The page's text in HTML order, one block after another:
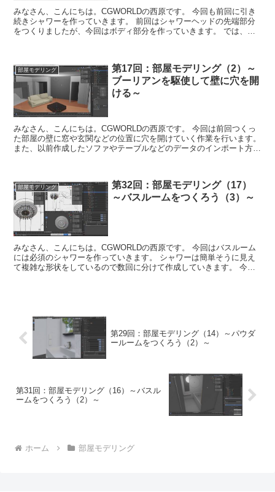
みなさん、こんにちは。CGWORLDの西原です。 今回も前回に引き
続きシャワーを作っていきます。 前回はシャワーヘッドの先端部分
をつくりましたが、今回はボディ部分を作っていきます。 では、み
部屋モデリング
第17回：部屋モデリング（2）～
ブーリアンを駆使して壁に穴を開
ける～
みなさん、こんにちは。CGWORLDの西原です。 今回は前回つくっ
た部屋の壁に窓や玄関などの位置に穴を開けていく作業を行います。
また、以前作成したソファやテーブルなどのデータのインポート方法
部屋モデリング
第32回：部屋モデリング（17）
～バスルームをつくろう（3）～
みなさん、こんにちは。CGWORLDの西原です。 今回はバスルーム
には必須のシャワーを作っていきます。 シャワーは簡単そうに見え
て複雑な形状をしているので数回に分けて作成していきます。 今回
第29回：部屋モデリング（14）～パウダ
ールームをつくろう（2）～
第31回：部屋モデリング（16）～バスル
ームをつくろう（2）～
ホーム 部屋モデリング